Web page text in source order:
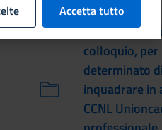
(2024)
colloquio, per
determinato
inquadrare in
CCNL
Accetta tutto